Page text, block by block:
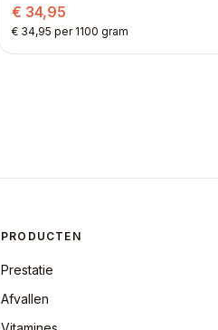
€ 34,95
€ 34,95 per 1100 gram
PRODUCTEN
Prestatie
Afvallen